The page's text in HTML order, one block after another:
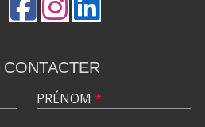
PRÉNOM *